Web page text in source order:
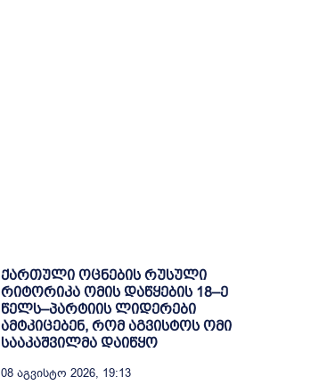
ქართული ოცნების რუსული
რიტორიკა ომის დაწყების 18–ე
წელს–პარტიის ლიდერები
ამტკიცებენ, რომ აგვისტოს ომი
სააკაშვილმა დაიწყო
08 Აგვისტო 2026, 19:13